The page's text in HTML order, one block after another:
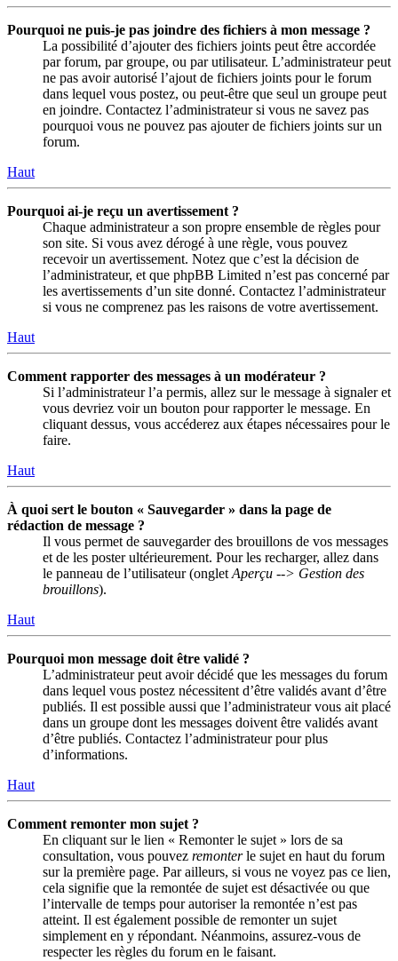
Pourquoi ne puis-je pas joindre des fichiers à mon message ?
La possibilité d’ajouter des fichiers joints peut être accordée
par forum, par groupe, ou par utilisateur. L’administrateur peut
ne pas avoir autorisé l’ajout de fichiers joints pour le forum
dans lequel vous postez, ou peut-être que seul un groupe peut
en joindre. Contactez l’administrateur si vous ne savez pas
pourquoi vous ne pouvez pas ajouter de fichiers joints sur un
forum.
Haut
Pourquoi ai-je reçu un avertissement ?
Chaque administrateur a son propre ensemble de règles pour
son site. Si vous avez dérogé à une règle, vous pouvez
recevoir un avertissement. Notez que c’est la décision de
l’administrateur, et que phpBB Limited n’est pas concerné par
les avertissements d’un site donné. Contactez l’administrateur
si vous ne comprenez pas les raisons de votre avertissement.
Haut
Comment rapporter des messages à un modérateur ?
Si l’administrateur l’a permis, allez sur le message à signaler et
vous devriez voir un bouton pour rapporter le message. En
cliquant dessus, vous accéderez aux étapes nécessaires pour le
faire.
Haut
À quoi sert le bouton « Sauvegarder » dans la page de
rédaction de message ?
Il vous permet de sauvegarder des brouillons de vos messages
et de les poster ultérieurement. Pour les recharger, allez dans
le panneau de l’utilisateur (onglet Aperçu --> Gestion des
brouillons).
Haut
Pourquoi mon message doit être validé ?
L’administrateur peut avoir décidé que les messages du forum
dans lequel vous postez nécessitent d’être validés avant d’être
publiés. Il est possible aussi que l’administrateur vous ait placé
dans un groupe dont les messages doivent être validés avant
d’être publiés. Contactez l’administrateur pour plus
d’informations.
Haut
Comment remonter mon sujet ?
En cliquant sur le lien « Remonter le sujet » lors de sa
consultation, vous pouvez remonterle sujet en haut du forum
sur la première page. Par ailleurs, si vous ne voyez pas ce lien,
cela signifie que la remontée de sujet est désactivée ou que
l’intervalle de temps pour autoriser la remontée n’est pas
atteint. Il est également possible de remonter un sujet
simplement en y répondant. Néanmoins, assurez-vous de
respecter les règles du forum en le faisant.